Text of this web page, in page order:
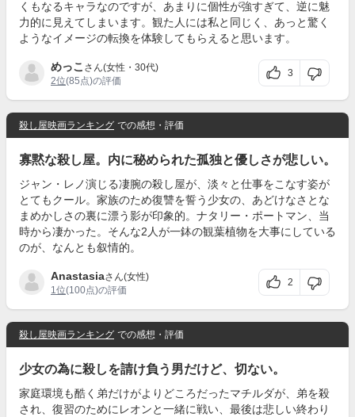
くもなるキャラなのですが、あまりに個性が強すぎて、逆に魅
力的に見えてしまいます。観た人には私と同じく、あっと驚く
ようなイメージの転換を体験してもらえると思います。
めっこ さん(女性・30代)
2位(85点)の評価
3
殺し屋映画ランキング での感想・評価
寡黙な殺し屋。内に秘められた孤独と優しさが悲しい。
ジャン・レノ演じる凄腕の殺し屋が、淡々と仕事をこなす姿が
とてもクール。家族のため復讐を誓う少女の、あどけなさとな
まめかしさの裏に漂う影が印象的。ナタリー・ポートマン、当
時から凄かった。そんな2人が一鉢の観葉植物を大事にしている
のが、なんとも叙情的。
Anastasiaさん(女性)
1位(100点)の評価
2
殺し屋映画ランキング での感想・評価
少女の為に殺しを請け負う男だけど、切ない。
家庭環境も酷く弟だけがよりどころだったマチルダが、弟を殺
され、復習のためにレオンと一緒に戦い、最後は悲しい終わり